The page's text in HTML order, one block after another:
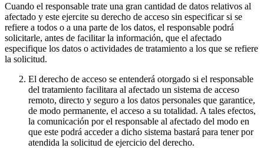
Cuando el responsable trate una gran cantidad de datos relativos al
afectado y este ejercite su derecho de acceso sin especificar si se
refiere a todos o a una parte de los datos, el responsable podrá
solicitarle, antes de facilitar la información, que el afectado
especifique los datos o actividades de tratamiento a los que se refiere
la solicitud.
El derecho de acceso se entenderá otorgado si el responsable
del tratamiento facilitara al afectado un sistema de acceso
remoto, directo y seguro a los datos personales que garantice,
de modo permanente, el acceso a su totalidad. A tales efectos,
la comunicación por el responsable al afectado del modo en
que este podrá acceder a dicho sistema bastará para tener por
atendida la solicitud de ejercicio del derecho.